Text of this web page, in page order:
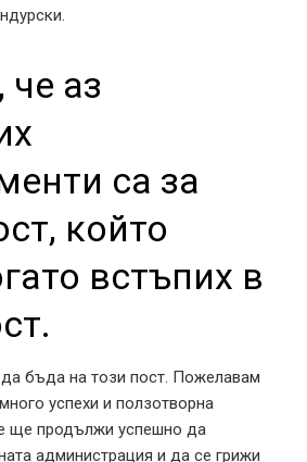
аз
са за
който
встъпих в
бъда на този пост. Пожелавам
успехи и ползотворна
ще продължи успешно да
администрация и да се грижи